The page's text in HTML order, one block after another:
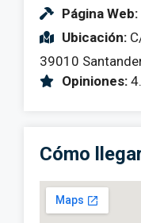
Página Web:
Ubicación:
39010
Opiniones:
Cómo